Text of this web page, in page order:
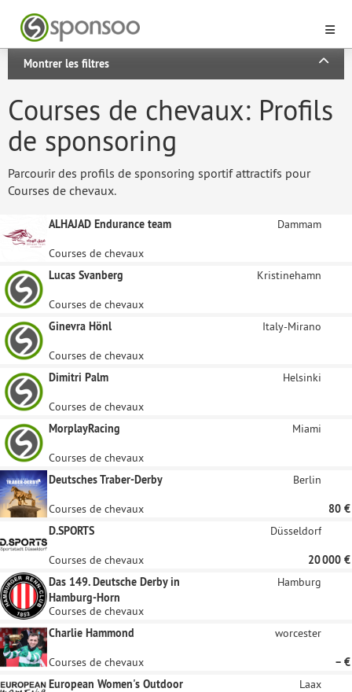
Montrer les filtres
Courses de chevaux: Profils
de sponsoring
Parcourir des profils de sponsoring sportif attractifs pour
Courses de chevaux.
ALHAJAD Endurance team Dammam
Courses de chevaux
Lucas Svanberg
Kristinehamn
Courses de chevaux
Ginevra Hönl
Italy-Mirano
Courses de chevaux
Dimitri Palm
Helsinki
Courses de chevaux
MorplayRacing
Miami
Courses de chevaux
Deutsches Traber-Derby
Berlin
Courses de chevaux
80 €
D.SPORTS
Düsseldorf
Courses de chevaux
20 000 €
Das 149. Deutsche Derby in
Hamburg-Horn
Hamburg
Courses de chevaux
Charlie Hammond
worcester
Courses de chevaux
– €
European Women's Outdoor
Laax